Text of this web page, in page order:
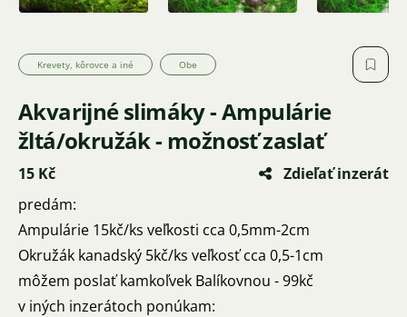
Krevety, kôrovce a iné Obe
Akvarijné slimáky - Ampulárie
žltá/okružák - možnosť zaslať
15 Kč
Zdieľať inzerát
predám:
Ampulárie 15kč/ks veľkosti cca 0,5mm-2cm
Okružák kanadský 5kč/ks veľkosť cca 0,5-1cm
môžem poslať kamkoľvek Balíkovnou - 99kč
v iných inzerátoch ponúkam: